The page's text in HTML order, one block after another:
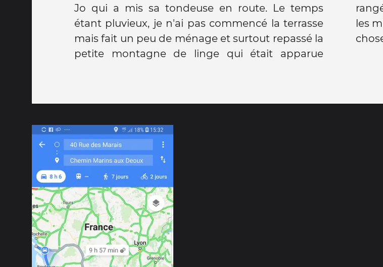
Jo qui a mis sa tondeuse en route. Le temps
étant pluvieux, je n'ai pas commencé la terrasse
mais fait un peu de ménage et surtout repassé la
petite montagne de linge qui était apparue
les